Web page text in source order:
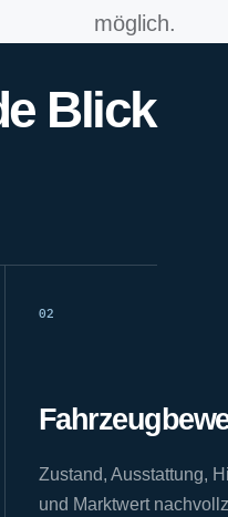
möglich.
Blick
02
Zustand, Ausstattung,
und Marktwert